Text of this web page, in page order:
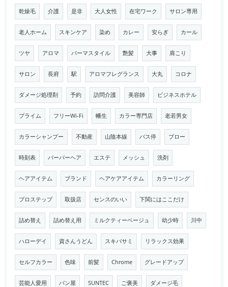
乾燥毛 介護 是非 大人女性 在宅ワーク サロン専用
老人ホーム スキンケア 染め カレー 安らぎ カール
ツヤ アロマ パーマスタイル 艶髪 大事 肩こり
サロン 長府 駅 アロマフレグランス 大丸 コロナ
ダメージ処理剤 予約 訪問介護 美容師 ビジネスホテル
プライム フリーWi-Fi 幡生 カラー専門店 老若男女
カラーシャンプー 不動産 山陰本線 バス停 ブロー
時刻表 バーバーヘア エステ メッシュ 洗剤
ヘアアイテム ブランド ヘアケアアイテム カラーリング
プロステップ 取扱店 センスのいい 下関にはここだけ
詰め替え 詰め替え用 ミルクティーベージュ 幼少時 川中
ハローデイ 資さんうどん スキバサミ リラックス効果
セルフカラー 色味 前髪 Chrome グレードアップ
芸能人愛用 パン屋 SUNTEC ご褒美 ダメージ毛